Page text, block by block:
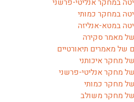
במחקר אנליטי-פרשני
במחקר כמותי
במטא-אנליזה
מאמר סקירה
של מאמרים תיאורטיים
מחקר איכותני
מחקר אנליטי-פרשני
מחקר כמותי
של מחקר משולב